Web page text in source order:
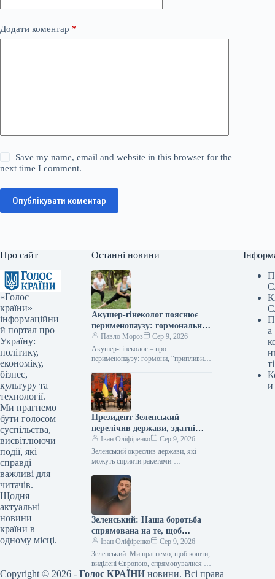
Додати коментар *
Save my name, email and website in this browser for the
next time I comment.
Опублікувати коментар
Про сайт
«Голос
країни» —
інформаційни
й портал про
Україну:
політику,
економіку,
бізнес,
культуру та
технології.
Ми прагнемо
бути голосом
суспільства,
висвітлюючи
події, які
справді
важливі для
читачів.
Щодня —
актуальні
новини
країни в
одному місці.
Останні новини
Акушер-гінеколог пояснює
перименопаузу: гормональні
зміни, гарячі хвилі та інші
хвилювання жінок за 40.
Павло Мороз
Сер 9, 2026
Акушер-гінеколог – про
перименопаузу: гормони, “припливи”
magnific.com Підпишіться на нас в
Google додати…
Президент Зеленський
перелічив держави, здатні
надати підтримку у вигляді
ракет-перехоплювачів.
Іван Оліфіренко
Сер 9, 2026
Зеленський окреслив держави, які
можуть сприяти ракетами-
Укрінформ Польща та Німеччина
мають потенціал надавати Україні
ракети-перехоплювачі для систем…
Зеленський: Наша боротьба
спрямована на те, щоб
європейські фінанси були
використані для оборонних
ініціатив в Україні.
Іван Оліфіренко
Сер 9, 2026
Зеленський: Ми прагнемо, щоб кошти,
виділені Європою, спрямовувалися на
оборонні проєкти в Україні 08.08.2026
а
ті
и
Copyright © 2026 - Голос КРАЇНИ новини. Всі права